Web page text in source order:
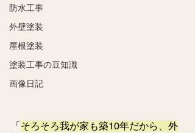
防水工事
外壁塗装
屋根塗装
塗装工事の豆知識
画像日記
「 そろそろ我が家も築10年だから、外